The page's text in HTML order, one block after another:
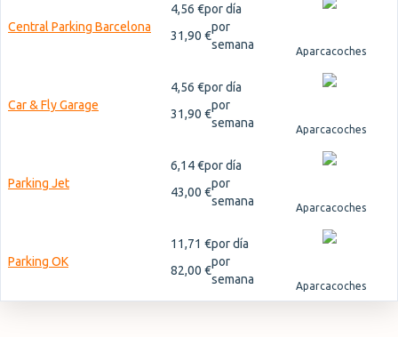
Central Parking Barcelona
4,56 €por día
31,90 €
por
semana
Aparcacoches
Car & Fly Garage
4,56 €por día
31,90 €
por
semana
Aparcacoches
Parking Jet
6,14 €por día
43,00 €
por
semana
Aparcacoches
Parking OK
11,71 €por día
82,00 €
por
semana
Aparcacoches